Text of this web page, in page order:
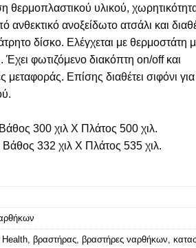
θερμοπλαστικού υλικού,
ανοξείδωτο ατσάλι και
δίσκο. Ελέγχεται με θερμοστάτη
φωτιζόμενο διακόπτη on/off και
Επίσης διαθέτει σιφόνι
300 χιλ Χ Πλάτος 500 χιλ.
332 χιλ Χ Πλάτος 535 χιλ.
βραστήρας βραστήρες ναρθήκων